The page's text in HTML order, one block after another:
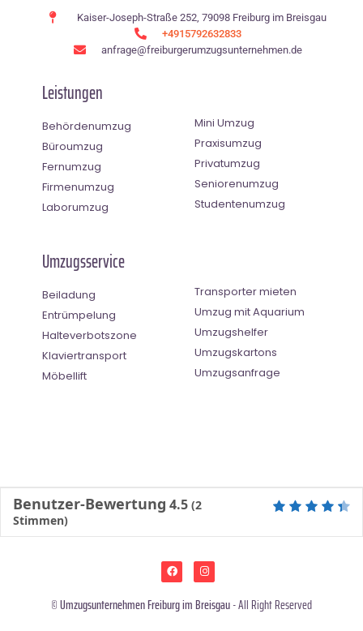
Kaiser-Joseph-Straße 252, 79098 Freiburg im Breisgau
+4915792632833
anfrage@freiburgerumzugsunternehmen.de
Leistungen
Behördenumzug
Büroumzug
Fernumzug
Firmenumzug
Laborumzug
Mini Umzug
Praxisumzug
Privatumzug
Seniorenumzug
Studentenumzug
Umzugsservice
Beiladung
Entrümpelung
Halteverbotszone
Klaviertransport
Möbellift
Transporter mieten
Umzug mit Aquarium
Umzugshelfer
Umzugskartons
Umzugsanfrage
Benutzer-Bewertung 4.5 (2
Stimmen)
©Umzugsunternehmen Freiburg im Breisgau- All Right Reserved